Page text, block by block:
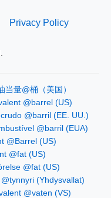
Privacy Policy
当量@桶（美国）
@barrel (US)
@barril (EE. UU.)
@barril (EUA)
@Barrel (US)
@fat (US)
@fat (US)
(Yhdysvallat)
@vaten (VS)